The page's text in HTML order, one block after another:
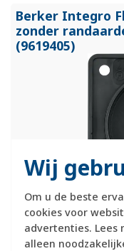
Wij
Om u de beste
cookies voor
advertenties. Lees
alleen
Berker Integro
zonder
(9619405)
Hager Berker
aanraakbeveiliging
mat. Geschikt voor